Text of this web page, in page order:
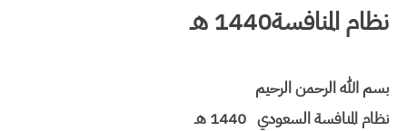
نظام المنافسة1440 هـ
بسم الله الرحمن الرحيم
نظام المنافسة السعودي 1440 هـ